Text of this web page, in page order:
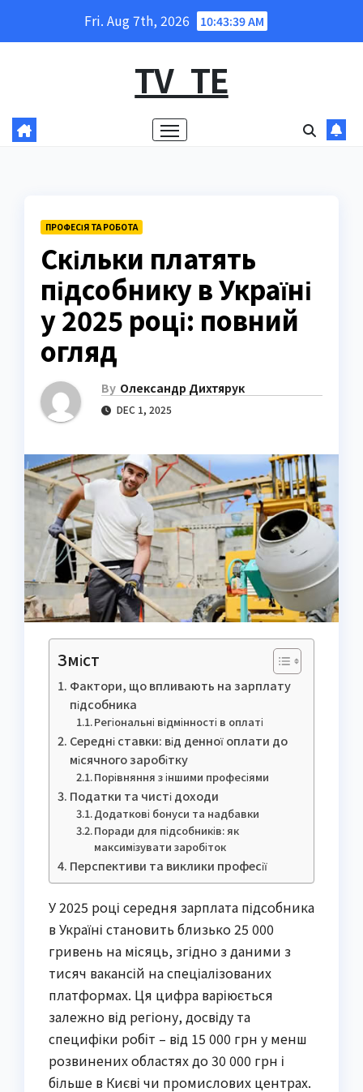
Fri. Aug 7th, 2026 10:43:40 AM
TV_TE
ПРОФЕСІЯ ТА РОБОТА
Скільки платять
підсобнику в Україні
у 2025 році: повний
огляд
By Олександр Дихтярук
DEC 1, 2025
Зміст
Фактори, що впливають на зарплату
підсобника
Регіональні відмінності в оплаті
Середні ставки: від денної оплати до
місячного заробітку
Порівняння з іншими професіями
Податки та чисті доходи
Додаткові бонуси та надбавки
Поради для підсобників: як
максимізувати заробіток
Перспективи та виклики професії
У 2025 році середня зарплата підсобника
в Україні становить близько 25 000
гривень на місяць, згідно з даними з
тисяч вакансій на спеціалізованих
платформах. Ця цифра варіюється
залежно від регіону, досвіду та
специфіки робіт – від 15 000 грн у менш
розвинених областях до 30 000 грн і
більше в Києві чи промислових центрах.